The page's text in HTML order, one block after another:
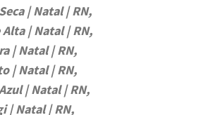
| Natal | RN,
| Natal | RN,
| Natal | RN,
| Natal | RN,
| Natal | RN,
| Natal | RN,